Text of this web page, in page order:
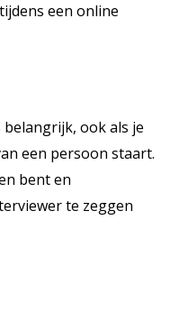
een online
ook als je
een persoon staart.
bent en
te zeggen